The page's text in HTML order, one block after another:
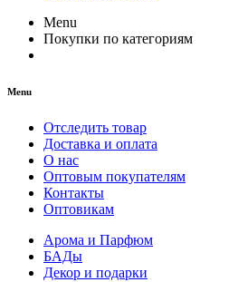
Menu
Покупки по категориям
Menu
Отследить товар
Доставка и оплата
О нас
Оптовым покупателям
Контакты
Оптовикам
Арома и Парфюм
БАДы
Декор и подарки